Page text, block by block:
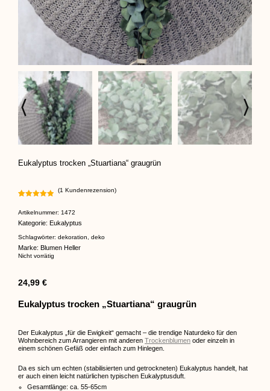
Eukalyptus trocken „Stuartiana“ graugrün
mit
5.00
von 5,
basierend
Kundenbewertung
(1 Kundenrezension)
Artikelnummer: 1472
Kategorie: Eukalyptus
Schlagwörter: dekoration deko
Marke: Blumen Heller
Nicht vorrätig
24,99 €
Eukalyptus trocken „Stuartiana“ graugrün
Der Eukalyptus „für die Ewigkeit“ gemacht – die trendige Naturdeko für den
Wohnbereich zum Arrangieren mit anderen Trockenblumen oder einzeln in
einem schönen Gefäß oder einfach zum Hinlegen.
Da es sich um echten (stabilisierten und getrockneten) Eukalyptus handelt, hat
er auch einen leicht natürlichen typischen Eukalyptusduft.
Gesamtlänge: ca. 55-65cm